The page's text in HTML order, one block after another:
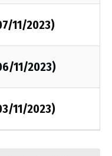
11/2023)
11/2023)
11/2023)